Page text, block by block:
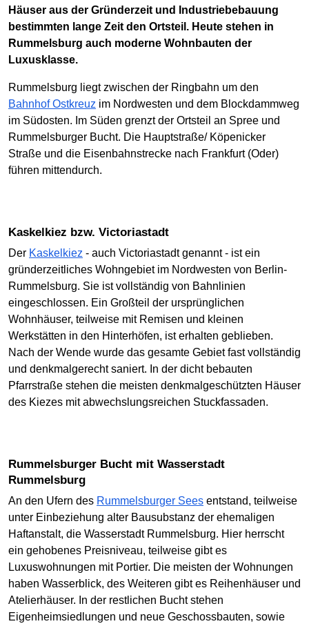
Häuser aus der Gründerzeit und Industriebebauung
bestimmten lange Zeit den Ortsteil. Heute stehen in
Rummelsburg auch moderne Wohnbauten der
Luxusklasse.
Rummelsburg liegt zwischen der Ringbahn um den
Bahnhof Ostkreuz im Nordwesten und dem Blockdammweg
im Südosten. Im Süden grenzt der Ortsteil an Spree und
Rummelsburger Bucht. Die Hauptstraße/ Köpenicker
Straße und die Eisenbahnstrecke nach Frankfurt (Oder)
führen mittendurch.
Kaskelkiez bzw. Victoriastadt
Der Kaskelkiez - auch Victoriastadt genannt - ist ein
gründerzeitliches Wohngebiet im Nordwesten von Berlin-
Rummelsburg. Sie ist vollständig von Bahnlinien
eingeschlossen. Ein Großteil der ursprünglichen
Wohnhäuser, teilweise mit Remisen und kleinen
Werkstätten in den Hinterhöfen, ist erhalten geblieben.
Nach der Wende wurde das gesamte Gebiet fast vollständig
und denkmalgerecht saniert. In der dicht bebauten
Pfarrstraße stehen die meisten denkmalgeschützten Häuser
des Kiezes mit abwechslungsreichen Stuckfassaden.
Rummelsburger Bucht mit Wasserstadt
Rummelsburg
An den Ufern des Rummelsburger Sees entstand, teilweise
unter Einbeziehung alter Bausubstanz der ehemaligen
Haftanstalt, die Wasserstadt Rummelsburg. Hier herrscht
ein gehobenes Preisniveau, teilweise gibt es
Luxuswohnungen mit Portier. Die meisten der Wohnungen
haben Wasserblick, des Weiteren gibt es Reihenhäuser und
Atelierhäuser. In der restlichen Bucht stehen
Eigenheimsiedlungen und neue Geschossbauten, sowie